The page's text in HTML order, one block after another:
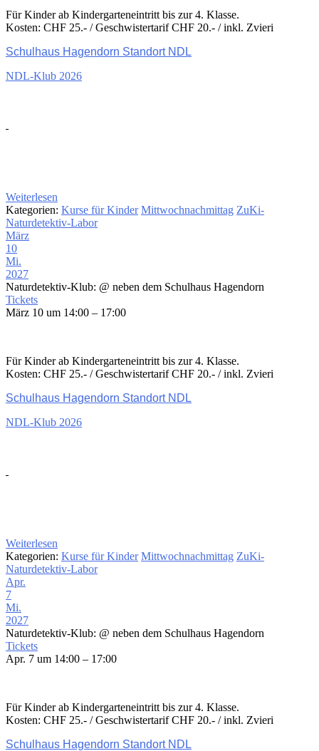
Für Kinder ab Kindergarteneintritt bis zur 4. Klasse.
Kosten: CHF 25.- / Geschwistertarif CHF 20.- / inkl. Zvieri
Schulhaus Hagendorn Standort NDL
NDL-Klub 2026
Weiterlesen
Kategorien: Kurse für Kinder Mittwochnachmittag ZuKi-
Naturdetektiv-Labor
März
10
Mi.
2027
Naturdetektiv-Klub: @ neben dem Schulhaus Hagendorn
Tickets
März 10 um 14:00 – 17:00
Für Kinder ab Kindergarteneintritt bis zur 4. Klasse.
Kosten: CHF 25.- / Geschwistertarif CHF 20.- / inkl. Zvieri
Schulhaus Hagendorn Standort NDL
NDL-Klub 2026
Weiterlesen
Kategorien: Kurse für Kinder Mittwochnachmittag ZuKi-
Naturdetektiv-Labor
Apr.
7
Mi.
2027
Naturdetektiv-Klub: @ neben dem Schulhaus Hagendorn
Tickets
Apr. 7 um 14:00 – 17:00
Für Kinder ab Kindergarteneintritt bis zur 4. Klasse.
Kosten: CHF 25.- / Geschwistertarif CHF 20.- / inkl. Zvieri
Schulhaus Hagendorn Standort NDL